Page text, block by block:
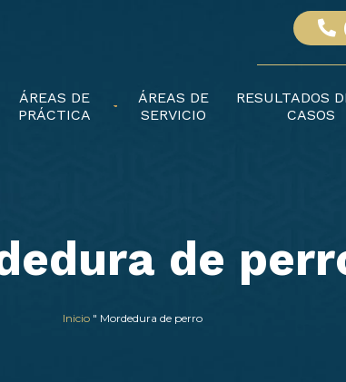
ÁREAS DE
PRÁCTICA
ÁREAS DE
SERVICIO
RESULTADOS
CASOS
de
Inicio" Mordedura de perro